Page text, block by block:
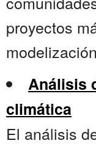
proyectos
Análisis
climática
El análisis